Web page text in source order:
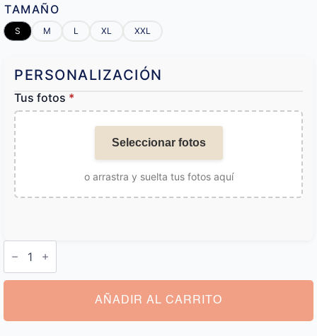
TAMAÑO
S M L XL XXL
PERSONALIZACIÓN
Tus fotos *
Seleccionar fotos
o arrastra y suelta tus fotos aquí
Calzoncillos
Hombre
con
Foto
AÑADIR AL CARRITO